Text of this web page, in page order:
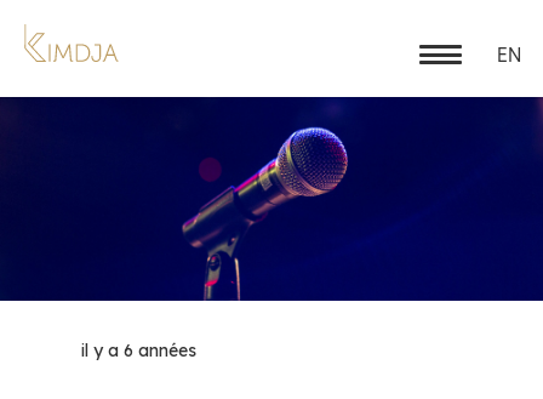
EN
il y a 6 années